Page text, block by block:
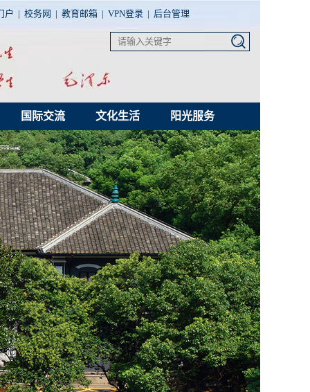
户 | 校务网 | 教育邮箱 | VPN登录 | 后台管理
国际交流 文化生活 阳光服务